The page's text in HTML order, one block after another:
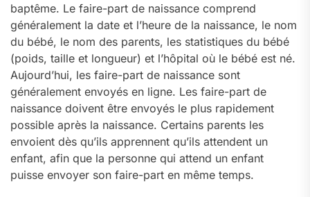
baptême. Le faire-part de naissance comprend
généralement la date et l’heure de la naissance, le nom
du bébé, le nom des parents, les statistiques du bébé
(poids, taille et longueur) et l’hôpital où le bébé est né.
Aujourd’hui, les faire-part de naissance sont
généralement envoyés en ligne. Les faire-part de
naissance doivent être envoyés le plus rapidement
possible après la naissance. Certains parents les
envoient dès qu’ils apprennent qu’ils attendent un
enfant, afin que la personne qui attend un enfant
puisse envoyer son faire-part en même temps.